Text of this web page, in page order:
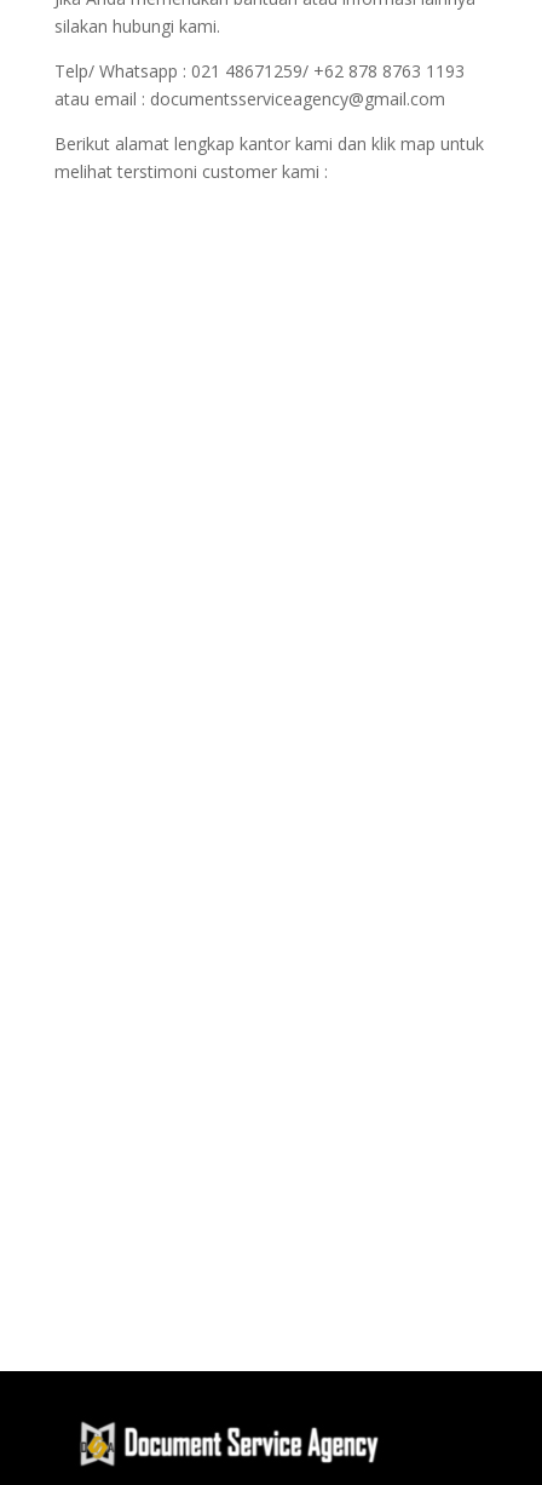
silakan hubungi kami.
Telp/ Whatsapp : 021 48671259/ +62 878 8763 1193
atau email : documentsserviceagency@gmail.com
Berikut alamat lengkap kantor kami dan klik map untuk
melihat terstimoni customer kami :